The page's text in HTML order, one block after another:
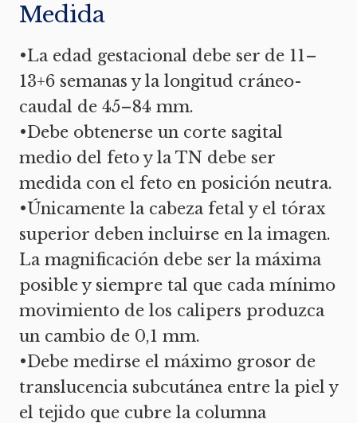
Medida
•La edad gestacional debe ser de 11–
13+6 semanas y la longitud cráneo-
caudal de 45–84 mm.
•Debe obtenerse un corte sagital
medio del feto y la TN debe ser
medida con el feto en posición neutra.
•Únicamente la cabeza fetal y el tórax
superior deben incluirse en la imagen.
La magnificación debe ser la máxima
posible y siempre tal que cada mínimo
movimiento de los calipers produzca
un cambio de 0,1 mm.
•Debe medirse el máximo grosor de
translucencia subcutánea entre la piel y
el tejido que cubre la columna